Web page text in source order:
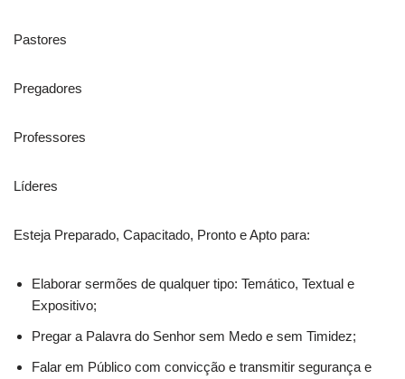
Pastores
Pregadores
Professores
Líderes
Esteja Preparado, Capacitado, Pronto e Apto para:
Elaborar sermões de qualquer tipo: Temático, Textual e
Expositivo;
Pregar a Palavra do Senhor sem Medo e sem Timidez;
Falar em Público com convicção e transmitir segurança e